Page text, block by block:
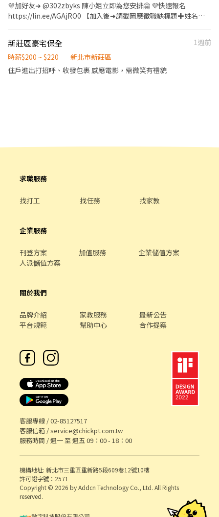
薪$235 薪約$41360~75600 ➖➖➖☀️錯過會想哭，先報名止痛☀️
➖➖➖ ⭕️享有勞、健保、團保勞退6％⭕️ ☎️快速來電預約：0965-
083880 ➤ 樂樂專員 官方:@588wdhkl ➤記得要加@ ☑️手機號碼搜
尋可直接加好友 ━━━━━━━━━━━━━━━━━━━━ ⭕️免
經營、正規公司 ✔️高錄取、非詐騙、拒絕騙個資
💜加好友➜ @302zbyks 陳小姐立即為您安排🤗 💜快速報名
https://lin.ee/AGAjRO0 【加入後➜請截圖應徵職缺標題✚姓名✚
貨、收銀結帳、接待等 智取店：理貨、搬運、維持門市作業區環
境、清潔維護作業、需有交通工具 (一天需跑店3~5間智取店) 🦐
【上班時間】： 一般店 ↓ 早班時段 - 11:00~17:30 晚班時段 -
班人員依照當月紅字天數排休；時薪人員依照門市與個人可配合時
＝＝＝＝＝＝＝＝＝＝＝＝＝＝＝ 📍【一般店-缺額門市 ↓ ↓
市新莊區新泰路8號1樓 新莊建福店-新北市新莊區建福路59巷13號1
樓 ＝＝＝＝＝＝＝＝＝＝＝＝＝＝＝＝＝＝＝＝＝＝＝＝＝＝ 📍
路881-16號1樓 新莊中港二 - 智取店-新北市新莊區中港一街126號1
樓 新莊安國 - 智取店-新北市新莊區頭前路38號1樓 新莊體育 - 智取
＝＝＝＝＝＝＝＝＝＝＝＝＝＝＝＝＝＝＝＝＝＝＝＝＝＝ ❗需可配
薪且享勞健保完整保障唷✨ ❤️因每天都有面試，故門市缺額會有變
動唷~ ❤️如果您想盡快上工、想找穩定的工作，點選『立即應
新莊區豪宅保全
1週前
時薪$200 ~ $220
新北市新莊區
住戶進出打招呼、收發包裹 感應電影，需微笑有禮貌
求職服務
找打工 找任務 找家教
企業服務
刊登方案 加值服務
企業儲值方案
人派儲值方案
關於我們
品牌介紹 家教服務
最新公告
平台規範
幫助中心 合作提案
客服專線 /02-85127517
客服信箱 /service@chickpt.com.tw
服務時間 / 週一 至 週五 09：00 - 18：00
機構地址: 新北市三重區重新路5段609巷12號10樓
許可證字號：2571
Copyright © 2026 by Addcn Technology Co., Ltd. All Rights
reserved.